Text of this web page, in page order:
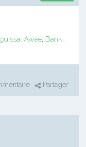
, Awaé, Bankomo
Partager